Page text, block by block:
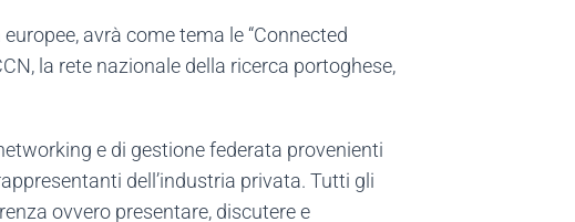
avrà come tema le “Connected
la rete nazionale della ricerca portoghese,
e di gestione federata provenienti
dell’industria privata. Tutti gli
ovvero presentare, discutere e